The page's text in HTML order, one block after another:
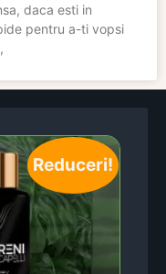
daca esti in
pentru a-ti vopsi
Reduceri!